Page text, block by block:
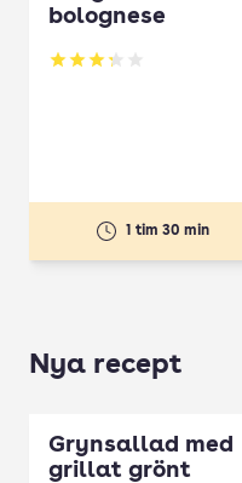
bolognese
Betyg: 3.25 av 5
1 tim 30 min
Nya recept
Grynsallad med
grillat grönt